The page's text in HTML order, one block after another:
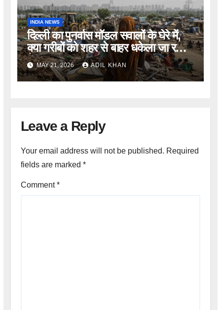
INDIA NEWS
दिल्ली का पुनर्वास मॉडल सवालों के घेरे में,
क्या गरीबों को शहर से बाहर धकेला जा रहा
है?MAY 21, 2026 ADIL KHAN
Leave a Reply
Your email address will not be published. Required
fields are marked *
Comment*